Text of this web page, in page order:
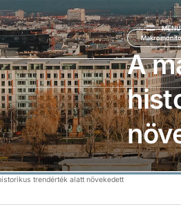
MENÜ
A
trendérték alatt növekedett